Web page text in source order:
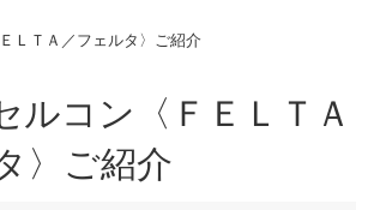
ＬＴＡ／フェルタ〉ご紹介
ルコン〈ＦＥＬＴＡ
〉ご紹介